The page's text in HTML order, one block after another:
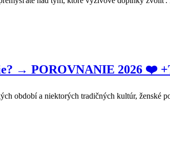
→ POROVNANIE 2026 ❤️
období a niektorých tradičných kultúr, ženské